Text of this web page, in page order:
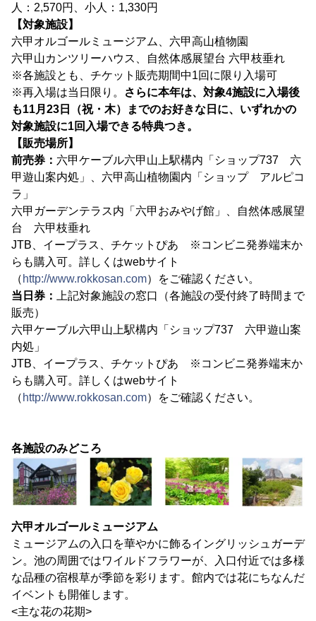
人：2,570円、小人：1,330円
【対象施設】
六甲オルゴールミュージアム、六甲高山植物園
六甲山カンツリーハウス、自然体感展望台 六甲枝垂れ
※各施設とも、チケット販売期間中1回に限り入場可
※再入場は当日限り。
さらに本年は、対象4施設に入場後
も11月23日（祝・木）までのお好きな日に、いずれかの
対象施設に1回入場できる特典つき。
【販売場所】
前売券： 六甲ケーブル六甲山上駅構内「ショップ737 六
甲遊山案内処」、六甲高山植物園内「ショップ アルピコ
ラ」
六甲ガーデンテラス内「六甲おみやげ館」、自然体感展望
台 六甲枝垂れ
JTB、イープラス、チケットぴあ ※コンビニ発券端末か
らも購入可。詳しくはwebサイト
（ http://www.rokkosan.com）をご確認ください。
当日券：
上記対象施設の窓口（各施設の受付終了時間まで
販売）
六甲ケーブル六甲山上駅構内「ショップ737 六甲遊山案
内処」
JTB、イープラス、チケットぴあ ※コンビニ発券端末か
らも購入可。詳しくはwebサイト
（ http://www.rokkosan.com）をご確認ください。
各施設のみどころ
六甲オルゴールミュージアム
ミュージアムの入口を華やかに飾るイングリッシュガーデ
ン。池の周囲ではワイルドフラワーが、入口付近では多様
な品種の宿根草が季節を彩ります。館内では花にちなんだ
イベントも開催します。
<主な花の花期>